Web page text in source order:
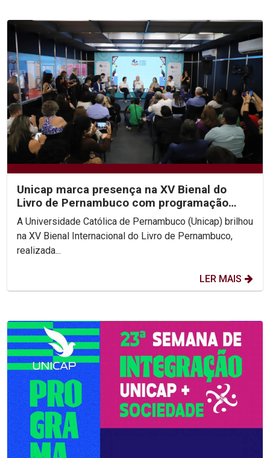
Unicap marca presença na XV Bienal do
Livro de Pernambuco com programação
diversificada
A Universidade Católica de Pernambuco (Unicap) brilhou
na XV Bienal Internacional do Livro de Pernambuco,
realizada...
LER MAIS